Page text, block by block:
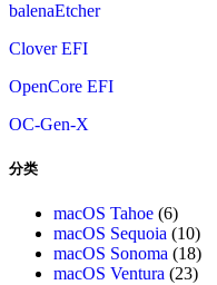
balenaEtcher
Clover EFI
OpenCore EFI
OC-Gen-X
分类
macOS Tahoe (6)
macOS Sequoia (10)
macOS Sonoma (18)
macOS Ventura (23)